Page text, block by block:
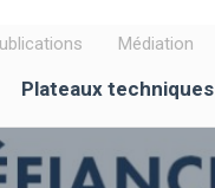
Médiation
Plateaux techniques